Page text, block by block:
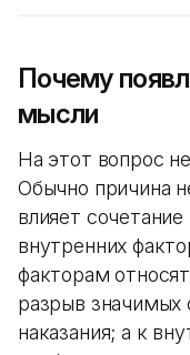
Почему
мысли
На этот вопрос
Обычно причина
влияет
внутренних
факторам
разрыв значимых
наказания; а к